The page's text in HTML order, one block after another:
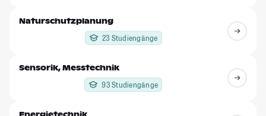
Naturschutzplanung
23 Studiengänge
Sensorik, Messtechnik
93 Studiengänge